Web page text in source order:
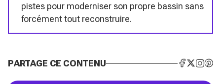
pistes pour moderniser son propre bassin sans
forcément tout reconstruire.
PARTAGE CE CONTENU